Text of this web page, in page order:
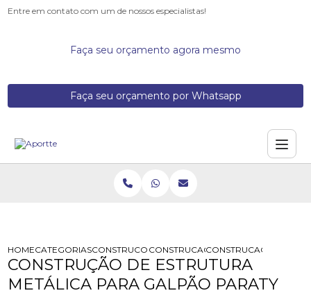
Entre em contato com um de nossos especialistas!
Faça seu orçamento agora mesmo
Faça seu orçamento por Whatsapp
HOMECATEGORIASCONSTRUCOES DE GALPOES METALICOS
CONSTRUCAO DE ESTRUTURA
CONSTRUCAO DE
CONSTRUÇÃO DE ESTRUTURA
METÁLICA PARA GALPÃO PARATY